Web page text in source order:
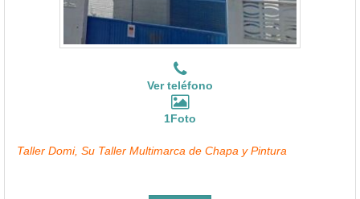
Ver teléfono
1Foto
Taller Domi, Su Taller Multimarca de Chapa y Pintura